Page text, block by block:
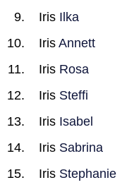
Iris Ilka
Iris Annett
Iris Rosa
Iris Steffi
Iris Isabel
Iris Sabrina
Iris Stephanie